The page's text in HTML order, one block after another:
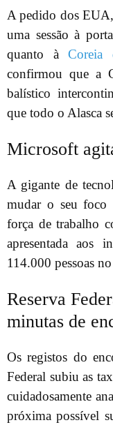
A pedido dos
uma sessão à
quanto à Coreia
confirmou que a
balístico
que todo o Alasca
Microsoft
A gigante de
mudar o seu foco
força de trabalho
apresentada aos
114.000 pessoas
Reserva
minutas de
Os registos do
Federal subiu as
cuidadosamente
próxima possível